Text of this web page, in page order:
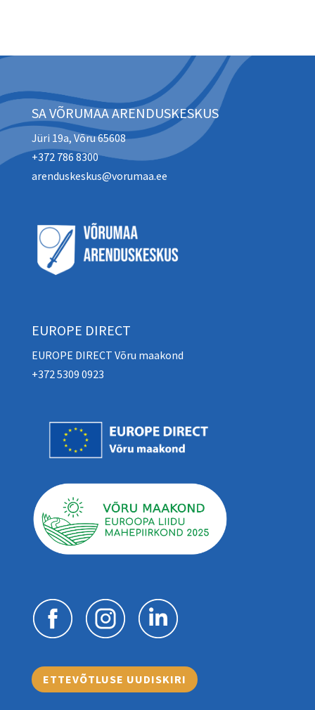
SA VÕRUMAA ARENDUSKESKUS
Jüri 19a, Võru 65608
+372 786 8300
arenduskeskus@vorumaa.ee
EUROPE DIRECT
EUROPE DIRECT Võru maakond
+372 5309 0923
ETTEVÕTLUSE UUDISKIRI